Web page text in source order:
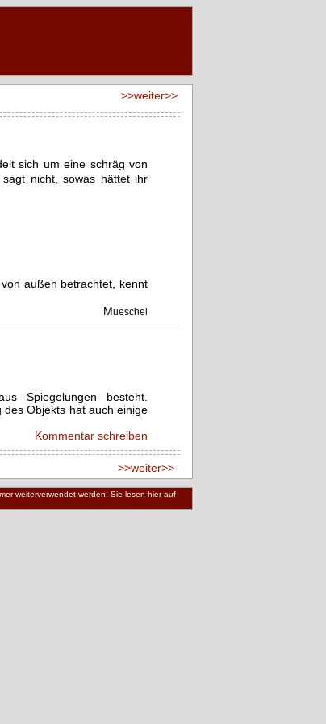
>>weiter>>
sich um eine schräg von
nicht, sowas hättet ihr
außen betrachtet, kennt
Mueschel
Spiegelungen besteht.
Objekts hat auch einige
Kommentar schreiben
>>weiter>>
weiterverwendet werden. Sie lesen hier auf